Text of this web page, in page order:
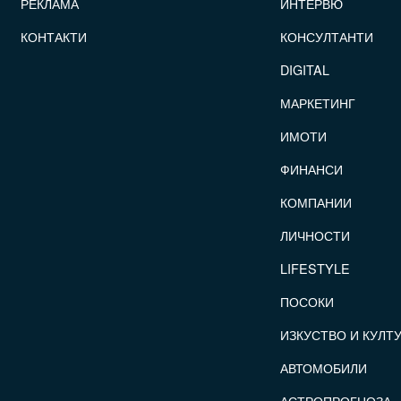
КОНТАКТИ
КОНСУЛТАНТИ
DIGITAL
МАРКЕТИНГ
ИМОТИ
ФИНАНСИ
КОМПАНИИ
ЛИЧНОСТИ
LIFESTYLE
ПОСОКИ
ИЗКУСТВО И
АВТОМОБИЛИ